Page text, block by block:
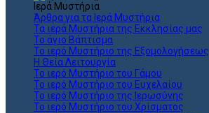
Ιερά Μυστήρια
Άρθρα για τα Ιερά Μυστήρια
Τα ιερά Μυστήρια της Εκκλησίας μας
Το άγιο Βάπτισμα
Το ιερό Μυστήριο της Εξομολογήσεως
Η Θεία Λειτουργία
Το ιερό Μυστήριο του Γάμου
Το ιερό Μυστήριο του Ευχελαίου
Το ιερό Μυστήριο της Ιερωσύνης
Το ιερό Μυστήριο του Χρίσματος